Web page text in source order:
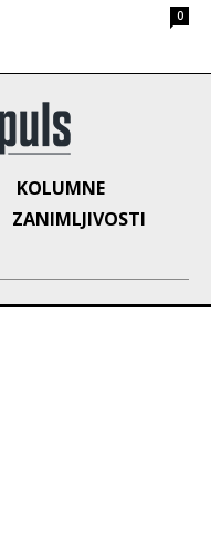
0
KOLUMNE
ZANIMLJIVOSTI